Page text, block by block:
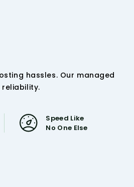
hassles. Our managed
Speed Like
No One Else